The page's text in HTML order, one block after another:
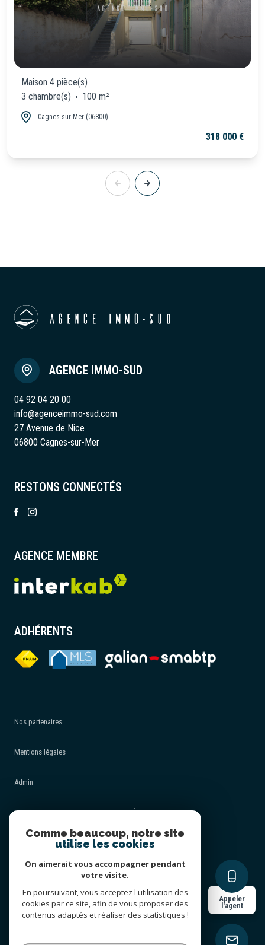
Appeler
l'agent
Maison 4 pièce(s)
3 chambre(s)
100 m²
Cagnes-sur-Mer (06800)
318 000 €
AGENCE IMMO-SUD
04 92 04 20 00
info@agenceimmo-sud.com
27 Avenue de Nice
06800 Cagnes-sur-Mer
RESTONS CONNECTÉS
AGENCE MEMBRE
ADHÉRENTS
Nos partenaires
Mentions légales
Admin
POLITIQUE DE PROTECTION DES DONNÉES - RGPD
Nos honoraires
Cookies
© 2026 | Tous droits réservés
Comme beaucoup, notre site
utilise les cookies
On aimerait vous accompagner pendant
votre visite.
En poursuivant, vous acceptez l'utilisation des
cookies par ce site, afin de vous proposer des
contenus adaptés et réaliser des statistiques !